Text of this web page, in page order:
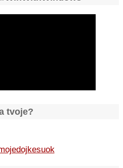
tvoje?